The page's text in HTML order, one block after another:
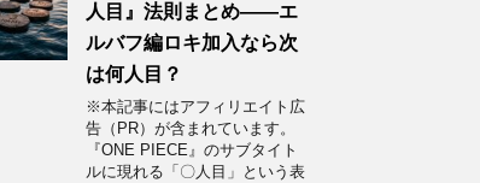
人目』法則まとめ——エ
ルバフ編ロキ加入なら次
は何人目？
※本記事にはアフィリエイト広
告（PR）が含まれています。
『ONE PIECE』のサブタイト
ルに現れる「〇人目」という表